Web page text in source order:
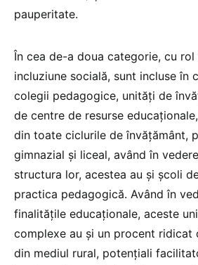
pauperitate.
În cea de-a doua categorie, cu
incluziune socială, sunt incluse în
colegii pedagogice, unități de
de centre de resurse
din toate ciclurile de învățământ,
gimnazial și liceal, având în
structura lor, acestea au și școli
practica pedagogică. Având în
finalitățile educaționale, aceste
complexe au și un procent ridicat
din mediul rural, potențiali